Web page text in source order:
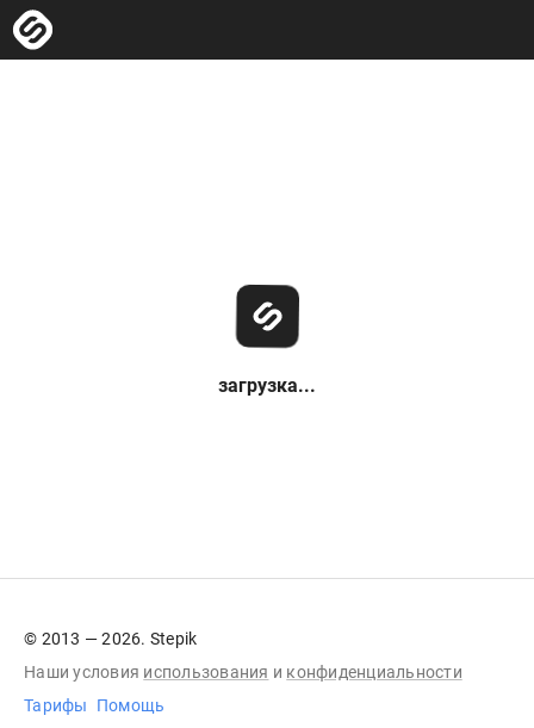
загрузка...
© 2013 — 2026. Stepik
Наши условия использования и конфиденциальности
Тарифы
Помощь